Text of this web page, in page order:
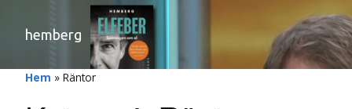
hemberg
Hem » Räntor